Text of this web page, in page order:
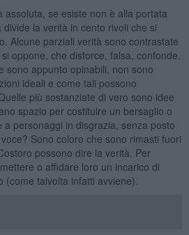
assoluta, se esiste non è alla portata
la verità in cento rivoli che si
Alcune parziali verità sono contrastate
oppone, che distorce, falsa, confonde.
sono appunto opinabili, non sono
ideali e come tali possono
più sostanziate di vero sono idee
spazio per costituire un bersaglio o
personaggi in disgrazia, senza posto
Sono coloro che sono rimasti fuori
possono dire la verità. Per
o affidare loro un incarico di
talvolta infatti avviene).